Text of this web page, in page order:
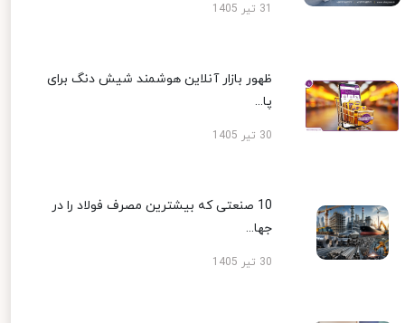
ظهور بازار آنلاین هوشمند شیش دنگ برای
پا...
30 تیر 1405
10 صنعتی که بیشترین مصرف فولاد را در
جها...
30 تیر 1405